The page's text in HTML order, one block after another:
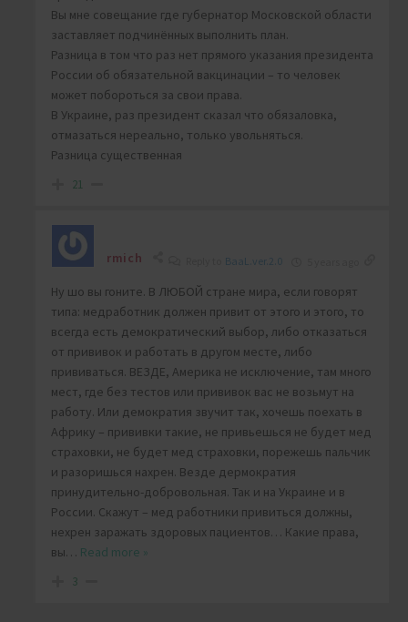
Вы мне совещание где губернатор Московской области
заставляет подчинённых выполнить план.
Разница в том что раз нет прямого указания президента
России об обязательной вакцинации – то человек
может побороться за свои права.
В Украине, раз президент сказал что обязаловка,
отмазаться нереально, только увольняться.
Разница существенная
21
rmich BaaL.ver.2.0
Ну шо вы гоните. В ЛЮБОЙ стране мира, если говорят
типа: медработник должен привит от этого и этого, то
всегда есть демократический выбор, либо отказаться
от прививок и работать в другом месте, либо
прививаться. ВЕЗДЕ, Америка не исключение, там много
мест, где без тестов или прививок вас не возьмут на
работу. Или демократия звучит так, хочешь поехать в
Африку – прививки такие, не привьешься не будет мед
страховки, не будет мед страховки, порежешь пальчик
и разоришься нахрен. Везде дермократия
принудительно-добровольная. Так и на Украине и в
России. Скажут – мед работники привиться должны,
нехрен заражать здоровых пациентов… Какие права,
вы… Read more »
3